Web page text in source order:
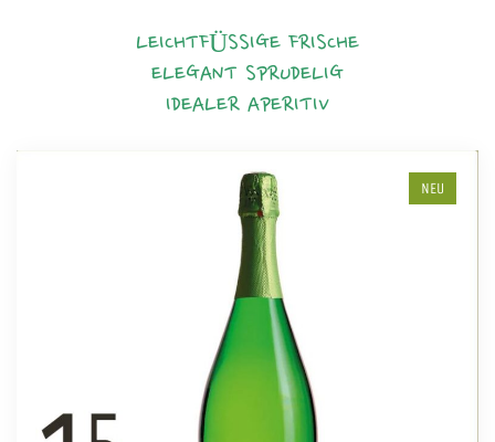
LEICHTFÜSSIGE FRISCHE
ELEGANT SPRUDELIG
IDEALER APERITIV
NEU